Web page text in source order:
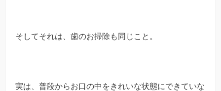
そしてそれは、歯のお掃除も同じこと。
実は、普段からお口の中をきれいな状態にできていな